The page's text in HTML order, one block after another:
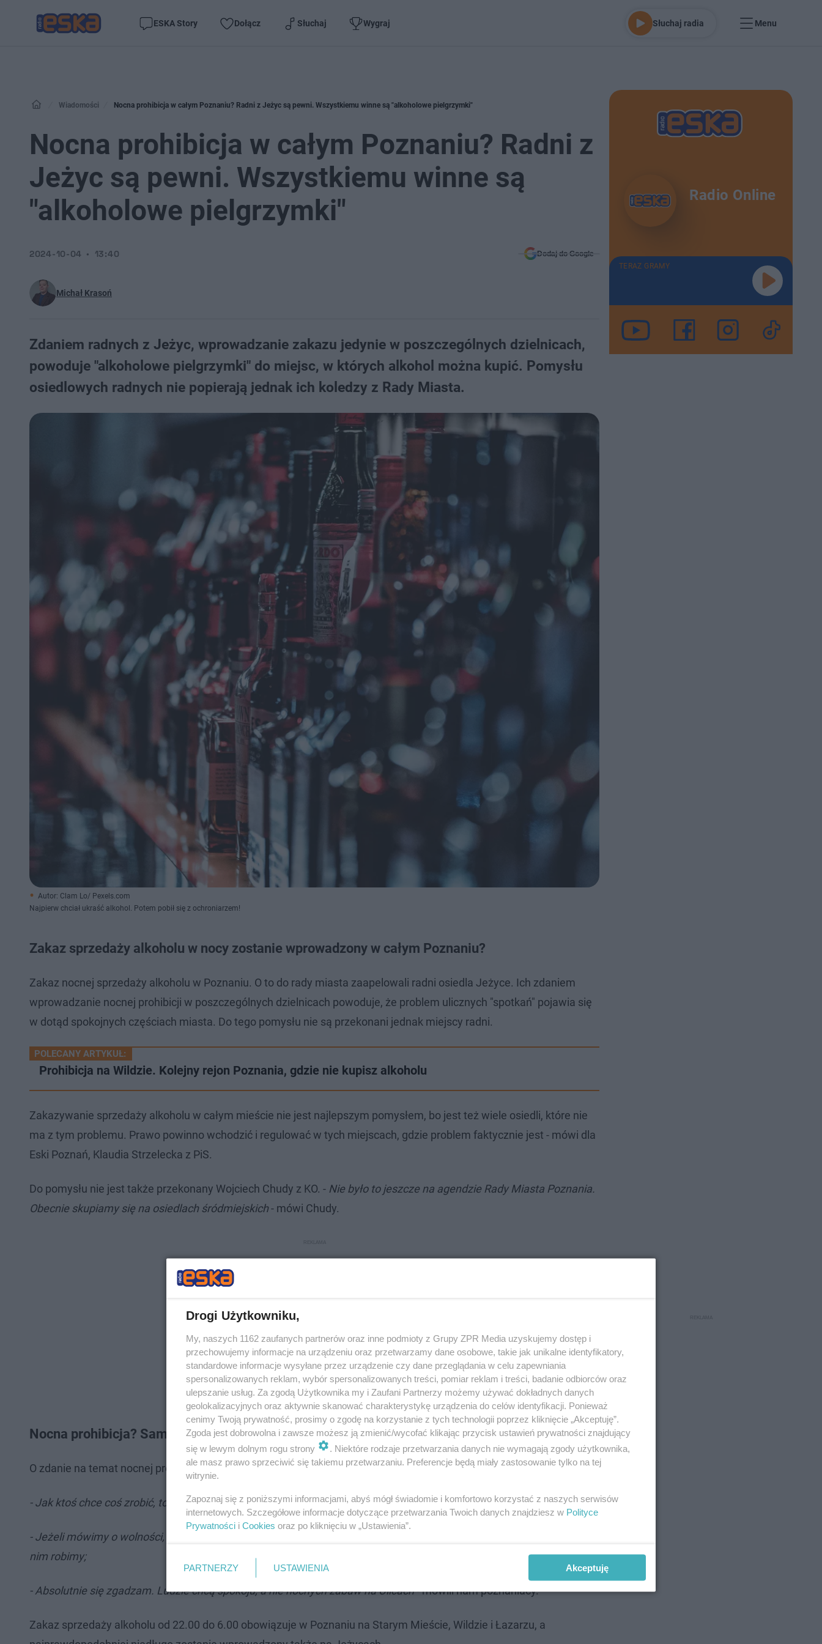
ESKA Story Dołącz Słuchaj Wygraj Słuchaj radia Menu
Wiadomości Nocna prohibicja w całym Poznaniu? Radni z Jeżyc są pewni. Wszystkiemu winne są "alkoholowe pielgrzymki"
Nocna prohibicja w całym Poznaniu? Radni z
Jeżyc są pewni. Wszystkiemu winne są
"alkoholowe pielgrzymki"
Michał Krasoń
2024-10-04 13:40 Dodaj do Google
Zdaniem radnych z Jeżyc, wprowadzanie zakazu jedynie w poszczególnych dzielnicach,
powoduje "alkoholowe pielgrzymki" do miejsc, w których alkohol można kupić. Pomysłu
osiedlowych radnych nie popierają jednak ich koledzy z Rady Miasta.
Autor: Clam Lo/ Pexels.com
Najpierw chciał ukraść alkohol. Potem pobił się z ochroniarzem!
Zakaz sprzedaży alkoholu w nocy zostanie wprowadzony w całym Poznaniu?
Zakaz nocnej sprzedaży alkoholu w Poznaniu. O to do rady miasta zaapelowali radni osiedla Jeżyce. Ich zdaniem
wprowadzanie nocnej prohibicji w poszczególnych dzielnicach powoduje, że problem ulicznych "spotkań" pojawia się
w dotąd spokojnych częściach miasta. Do tego pomysłu nie są przekonani jednak miejscy radni.
POLECANY ARTYKUŁ:
Prohibicja na Wildzie. Kolejny rejon Poznania, gdzie nie kupisz alkoholu
Zakazywanie sprzedaży alkoholu w całym mieście nie jest najlepszym pomysłem, bo jest też wiele osiedli, które nie
ma z tym problemu. Prawo powinno wchodzić i regulować w tych miejscach, gdzie problem faktycznie jest - mówi dla
Eski Poznań, Klaudia Strzelecka z PiS.
Do pomysłu nie jest także przekonany Wojciech Chudy z KO. - Nie było to jeszcze na agendzie Rady Miasta Poznania.
Obecnie skupiamy się na osiedlach śródmiejskich- mówi Chudy.
Nocna prohibicja? Sami poznaniacy w tym temacie są podzieleni
O zdanie na temat nocnej prohibicji w całym Poznaniu, zapytaliśmy mieszkańców miasta.
- Jak ktoś chce coś zrobić, to on to zrobi, ale zgadzam się z zakazem;
- Jeżeli mówimy o wolności, to każdy ma prawo zrobić to, co chce. Alkohol sam w sobie nie jest zły, tylko to, co my z
nim robimy;
- Absolutnie się zgadzam. Ludzie chcą spokoju, a nie nocnych zabaw na Ulicach- mówili nam poznaniacy.
Zakaz sprzedaży alkoholu od 22.00 do 6.00 obowiązuje w Poznaniu na Starym Mieście, Wildzie i Łazarzu, a
Radio Online
TERAZ GRAMY
Drogi Użytkowniku,
My, naszych 1162 zaufanych partnerów oraz inne podmioty z Grupy ZPR Media uzyskujemy dostęp i
przechowujemy informacje na urządzeniu oraz przetwarzamy dane osobowe, takie jak unikalne identyfikatory,
standardowe informacje wysyłane przez urządzenie czy dane przeglądania w celu zapewniania
spersonalizowanych reklam, wybór spersonalizowanych treści, pomiar reklam i treści, badanie odbiorców oraz
ulepszanie usług. Za zgodą Użytkownika my i Zaufani Partnerzy możemy używać dokładnych danych
geolokalizacyjnych oraz aktywnie skanować charakterystykę urządzenia do celów identyfikacji. Ponieważ
cenimy Twoją prywatność, prosimy o zgodę na korzystanie z tych technologii poprzez kliknięcie „Akceptuję”.
Zgoda jest dobrowolna i zawsze możesz ją zmienić/wycofać klikając przycisk ustawień prywatności znajdujący
się w lewym dolnym rogu strony
. Niektóre rodzaje przetwarzania danych nie wymagają zgody użytkownika,
ale masz prawo sprzeciwić się takiemu przetwarzaniu. Preferencje będą miały zastosowanie tylko na tej
witrynie.
Zapoznaj się z poniższymi informacjami, abyś mógł świadomie i komfortowo korzystać z naszych serwisów
internetowych. Szczegółowe informacje dotyczące przetwarzania Twoich danych znajdziesz w Polityce
Prywatności i Cookies oraz po kliknięciu w „Ustawienia”.
PARTNERZY USTAWIENIA Akceptuję